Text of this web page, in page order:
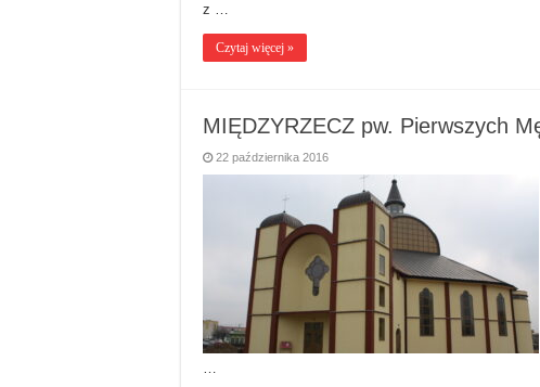
z …
Czytaj więcej »
MIĘDZYRZECZ pw. Pierwszych
22 października 2016
…